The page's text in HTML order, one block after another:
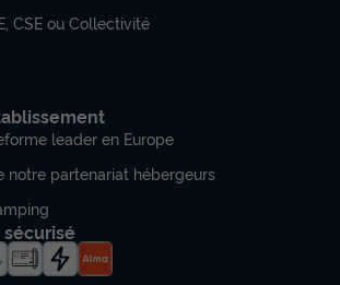
CSE ou Collectivité
leader en Europe
notre partenariat hébergeurs